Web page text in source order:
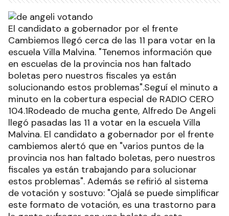
El candidato a gobernador por el frente
Cambiemos llegó cerca de las 11 para votar en la
escuela Villa Malvina. "Tenemos información que
en escuelas de la provincia nos han faltado
boletas pero nuestros fiscales ya están
solucionando estos problemas".Seguí el minuto a
minuto en la cobertura especial de RADIO CERO
104.1Rodeado de mucha gente, Alfredo De Angeli
llegó pasadas las 11 a votar en la escuela Villa
Malvina. El candidato a gobernador por el frente
cambiemos alertó que en "varios puntos de la
provincia nos han faltado boletas, pero nuestros
fiscales ya están trabajando para solucionar
estos problemas". Además se refirió al sistema
de votación y sostuvo: "Ojalá se puede simplificar
este formato de votación, es una trastorno para